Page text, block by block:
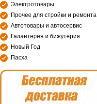
Электротовары
Прочее для стройки и ремонта
Автотовары и автосервис
Галантерея и бижутерия
Новый Год
Пасха